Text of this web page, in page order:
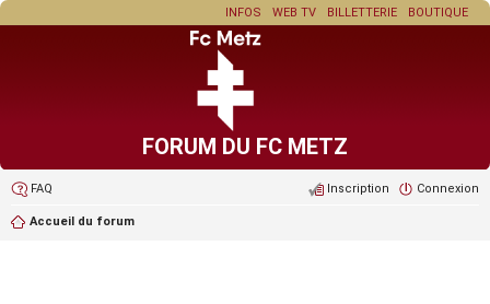
BOUTIQUE
BILLETTERIE
WEB TV
INFOS
FORUM DU FC METZ
FAQ Connexion
Inscription
Accueil du forum